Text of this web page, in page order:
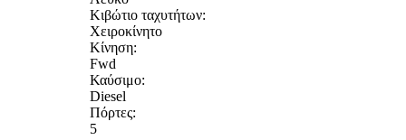
Κιβώτιο ταχυτήτων:
Χειροκίνητο
Κίνηση:
Fwd
Καύσιμο:
Diesel
Πόρτες:
5